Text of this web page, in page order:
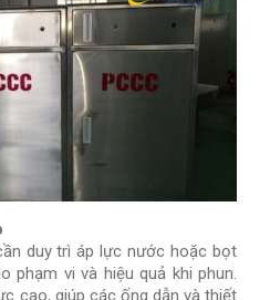
duy trì áp lực nước hoặc bọt
phạm vi và hiệu quả khi phun.
cao, giúp các ống dẫn và thiết